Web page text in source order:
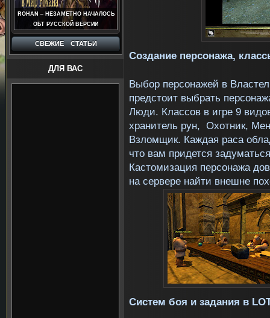
ROHAN – НЕЗАМЕТНО НАЧАЛОСЬ
ОБТ РУССКОЙ ВЕРСИИ
СВЕЖИЕ СТАТЬИ
ДЛЯ ВАС
Создание персонажа,
Выбор персонажей в
предстоит выбрать
Люди. Классов в игре 9
хранитель рун, Охотник,
Взломщик. Каждая раса
что вам придется
Кастомизация персонажа
на сервере найти внешне
Систем боя и задания в